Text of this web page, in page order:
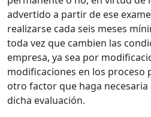
advertido a partir de ese
realizarse cada seis meses
toda vez que cambien las
empresa, ya sea por
modificaciones en los proceso
otro factor que haga
dicha evaluación.